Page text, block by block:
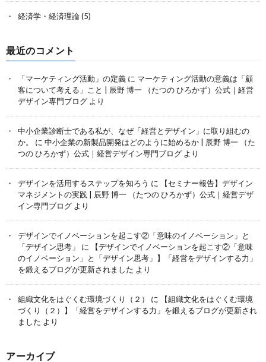
経済学・経済理論(5)
最近のコメント
「マーケティング活動」の定義 に マーケティング活動の意義は「顧
客について考える」こと | 辰野 博一 （たつの ひろかず）公式｜経営
デザイン専門ブログ より
中小企業診断士である私が、なぜ「経営とデザイン」に取り組むの
か。
に 中小企業の新製品開発はどのように始めるか | 辰野 博一 （た
つの ひろかず）公式｜経営デザイン専門ブログ より
デザインを活用するステップを知ろう に
【セミナー報告】デザイン
マネジメントの実践 | 辰野 博一 （たつの ひろかず）公式｜経営デザ
イン専門ブログ より
デザインでイノベーションを起こす②「意味のイノベーション」と
「デザイン思考」
に
【デザインでイノベーションを起こす②「意味
のイノベーション」と「デザイン思考」】「経営をデザインする力」
を鍛えるブログが更新されました より
組織文化をはぐくむ環境づくり（２） に
【組織文化をはぐくむ環境
づくり（２）】「経営をデザインする力」を鍛えるブログが更新され
ました より
アーカイブ